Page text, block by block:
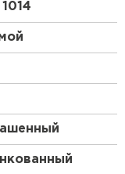
в тех
профнастил
из
его
Он также
защищает
1014